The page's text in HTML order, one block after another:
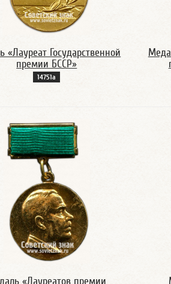
«Лауреат Государственной
премии БССР»
14751а
«Лауреатов премии